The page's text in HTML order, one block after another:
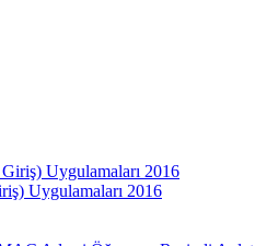
Uygulamaları 2016